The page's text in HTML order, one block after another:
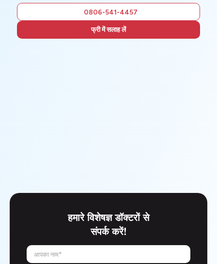
फ्री में सलाह
लें
0806-541-4457
फ्री में सलाह लें
हमारे विशेषज्ञ डॉक्टरों से
संपर्क करें!
आपका नाम*